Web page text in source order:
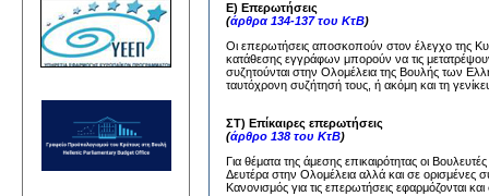
Ε) Επερωτήσεις
(άρθρα 134-137 του ΚτΒ)
Οι επερωτήσεις αποσκοπούν στον έλεγχο της
κατάθεσης εγγράφων μπορούν να τις
συζητούνται στην Ολομέλεια της Βουλής των
ταυτόχρονη συζήτησή τους, ή ακόμη και τη
ΣΤ) Επίκαιρες επερωτήσεις
(άρθρο 138 του ΚτΒ)
Για θέματα της άμεσης επικαιρότητας οι
Δευτέρα στην Ολομέλεια αλλά και σε ορισμένες
Κανονισμός για τις επερωτήσεις εφαρμόζονται